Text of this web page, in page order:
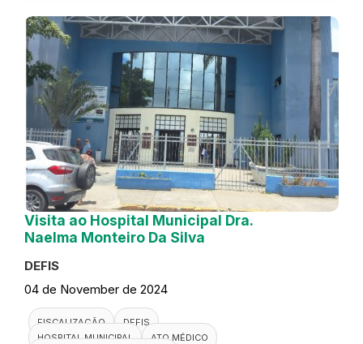
Visita ao Hospital Municipal Dra.
Naelma Monteiro Da Silva
DEFIS
04 de November de 2024
FISCALIZAÇÃO
DEFIS
HOSPITAL MUNICIPAL
ATO MÉDICO